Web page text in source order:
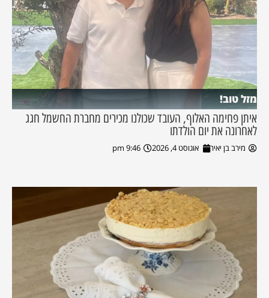
מזל טוב!
איתן פחימה האלוף, העובד שכולנו מכירים מחברת החשמל חגג
לאחרונה את יום הולדתו
מירב בן יאיר אוגוסט 4, 2026 9:46 pm